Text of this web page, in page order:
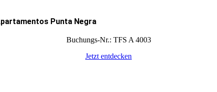
Punta Negra
Buchungs-Nr.: TFS A 4003
Jetzt entdecken